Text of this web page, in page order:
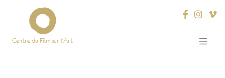
Centre du Film sur l’Art